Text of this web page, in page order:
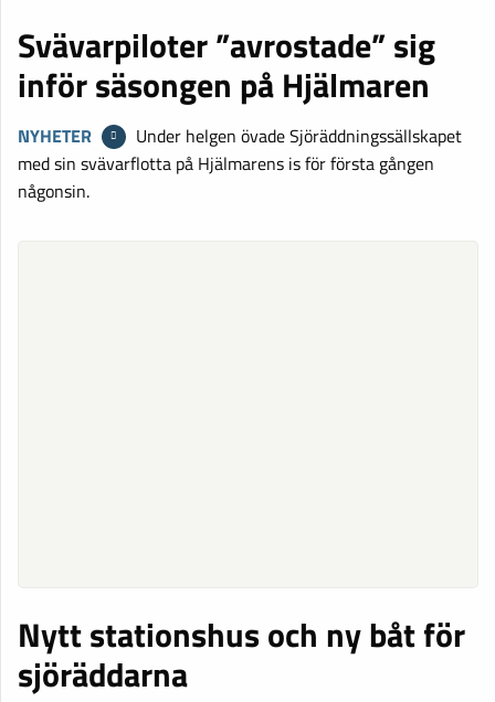
Svävarpiloter ”avrostade” sig
inför säsongen på Hjälmaren
NYHETER
Under helgen övade Sjöräddningssällskapet
med sin svävarflotta på Hjälmarens is för första gången
någonsin.
Nytt stationshus och ny båt för
sjöräddarna